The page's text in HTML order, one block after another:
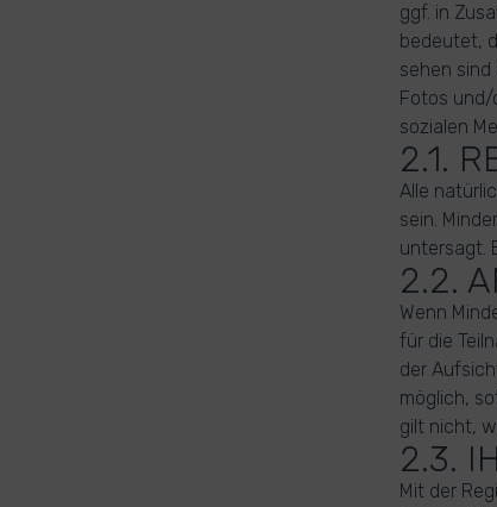
ggf. in
bedeutet,
sehen
Fotos und/
sozialen
2.1.
Alle
sein.
untersagt.
2.2.
Wenn
für die
der
möglich,
gilt nicht,
2.3.
Mit der